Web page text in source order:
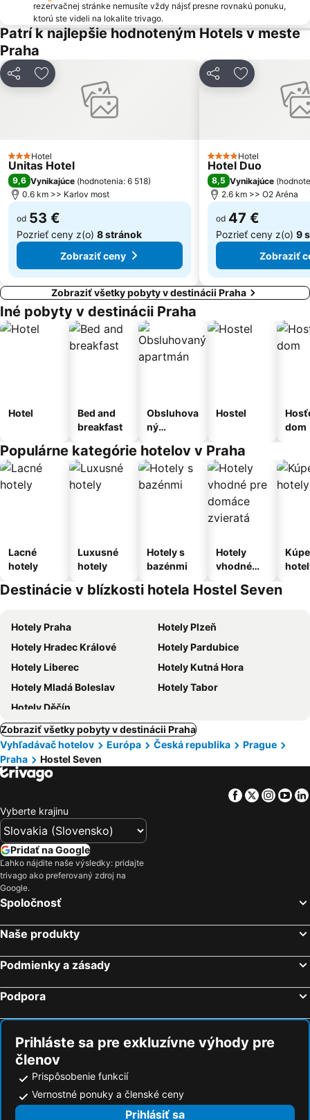
Sokol Malá Strana
Národní muzeum hraček
Televizní věž Žižkov
Palaca Lucerna
Vyšehrad
Prosek
Národní třída Metro Station
I. P. Pavlova
Pražský hrad
Centrum Černý Most
Nové Město
Českomoravská Metro Station
Nákupné centrum Eden
rezervačnej stránke nemusíte vždy nájsť presne rovnakú ponuku,
ktorú ste videli na lokalite trivago.
Patrí k najlepšie hodnoteným Hotels v meste
Praha
ZdieľaťPridať do obľúbených
3 Počet hviezdičiek
Hotel
Unitas Hotel
9,6 Vynikajúce (hodnotenia: 6 518)
0.6 km >> Karlov most
od 53 €
Pozrieť ceny z(o) 8 stránok
Zobraziť ceny
ZdieľaťPridať do
4 Počet hviezdičiek
Hotel
Hotel Duo
8,5 Vynikajúce (
2.6 km >> O2 Aréna
od 47 €
Pozrieť ceny z(o) 9
Zobraziť
Zobraziť všetky pobyty v destinácii Praha
Iné pobyty v destinácii Praha
Hotel
Bed and
breakfast
Obsluhova
ný
Hostel
dom
Populárne kategórie hotelov v Praha
Lacné
hotely
Luxusné
hotely
Hotely s
bazénmi
Hotely
vhodné
domáce
Destinácie v blízkosti hotela Hostel Seven
Hotely Praha
Hotely Plzeň
Hotely Hradec Králové
Hotely Pardubice
Hotely Liberec
Hotely Kutná Hora
Hotely Mladá Boleslav
Hotely Tabor
Hotely Děčín
Zobraziť všetky pobyty v destinácii Praha
Vyhľadávač hotelov
Európa Česká republika
Prague
Praha
Hostel Seven
Facebook
Twitter
Vyberte krajinu
Pridať na Google
Ľahko nájdite naše výsledky: pridajte
trivago ako preferovaný zdroj na
Google.
Spoločnosť
Naše produkty
Podmienky a zásady
Podpora
Prihláste sa pre exkluzívne výhody pre
členov
Prispôsobenie funkcií
Vernostné ponuky a členské ceny
Prihlásiť sa